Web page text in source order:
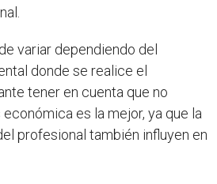
variar dependiendo del
donde se realice el
tener en cuenta que no
es la mejor, ya que la
profesional también influyen en